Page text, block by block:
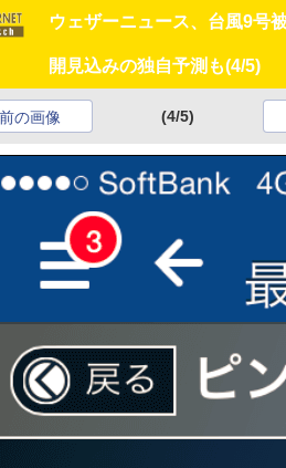
ウェザーニュース、台風9号
開見込みの独自予測も(4/5)
前の画像 (4/5)